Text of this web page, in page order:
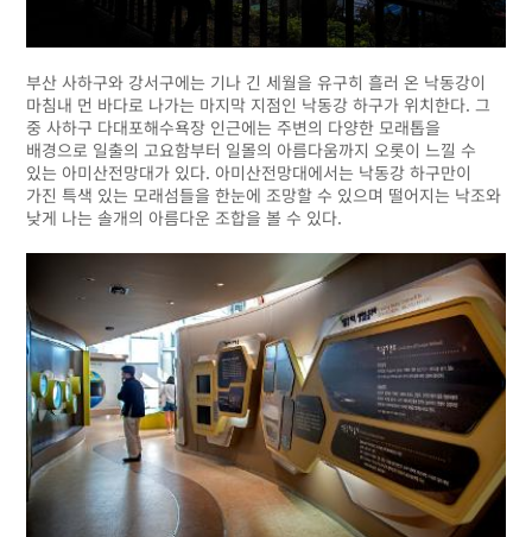
부산 사하구와 강서구에는 기나 긴 세월을 유구히 흘러 온 낙동강이
마침내 먼 바다로 나가는 마지막 지점인 낙동강 하구가 위치한다. 그
중 사하구 다대포해수욕장 인근에는 주변의 다양한 모래톱을
배경으로 일출의 고요함부터 일몰의 아름다움까지 오롯이 느낄 수
있는 아미산전망대가 있다. 아미산전망대에서는 낙동강 하구만이
가진 특색 있는 모래섬들을 한눈에 조망할 수 있으며 떨어지는 낙조와
낮게 나는 솔개의 아름다운 조합을 볼 수 있다.